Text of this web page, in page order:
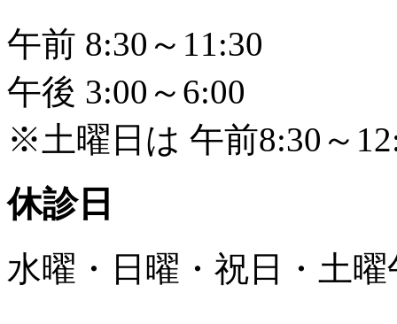
午前 8:30～11:30
午後 3:00～6:00
※土曜日は 午前8:30～
休診日
水曜・日曜・祝日・土曜